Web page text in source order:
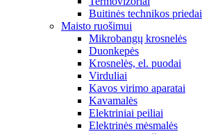
Buitinės technikos priedai
Maisto ruošimui
Mikrobangų krosnelės
Duonkepės
Krosnelės, el. puodai
Virduliai
Kavos virimo aparatai
Kavamalės
Elektriniai peiliai
Elektrinės mėsmalės